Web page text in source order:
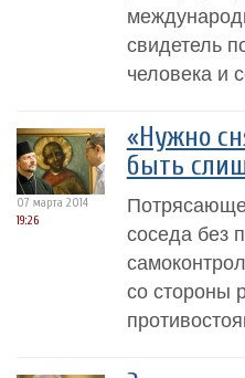
свидетель
человека и
07 марта 2014
19:26
«Нужно
быть
соседа без
со стороны